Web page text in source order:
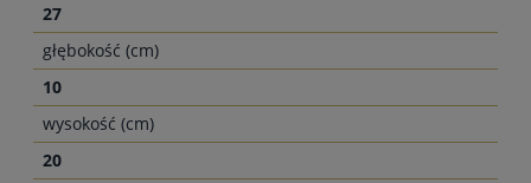
27
głębokość (cm)
10
wysokość (cm)
20